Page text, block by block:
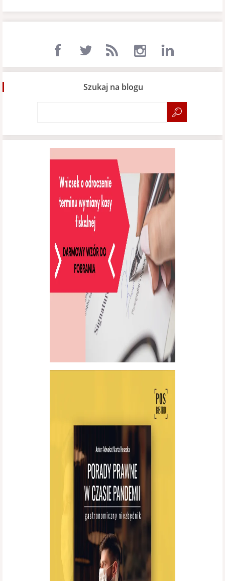
Szukaj na blogu